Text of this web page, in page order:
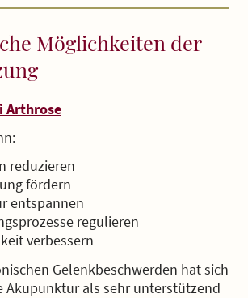
Möglichkeiten der
Arthrose
reduzieren
fördern
entspannen
regulieren
verbessern
Gelenkbeschwerden hat sich
Akupunktur als sehr unterstützend